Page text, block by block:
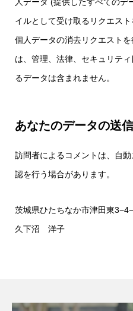
イルとして受け取るリクエス
個人データの消去リクエスト
は、管理、法律、セキュリテ
るデータは含まれません。
あなたのデータの送
訪問者によるコメントは、自
認を行う場合があります。
茨城県ひたちなか市津田東
久下沼 洋子